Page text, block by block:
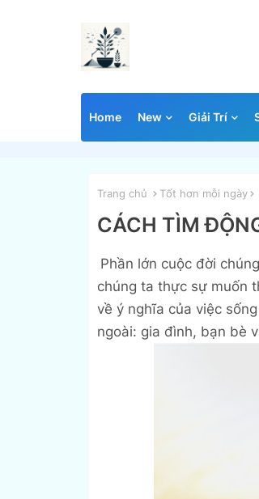
Home New Giải Trí
Trang chủ Tốt hơn mỗi ngày
CÁCH TÌM
Phần lớn cuộc đời
chúng ta thực sự muốn
về ý nghĩa của việc
ngoài: gia đình, bạn bè